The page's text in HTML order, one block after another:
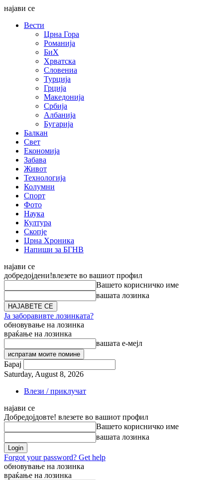
најави се
Вести
Црна Гора
Романија
БиХ
Хрватска
Словениа
Турција
Грција
Македонија
Србија
Албанија
Бугарија
Балкан
Свет
Економија
Забава
Живот
Технологија
Колумни
Спорт
Фото
Наука
Култура
Скопје
Црна Хроника
Напиши за БГНВ
најави се
добредојдени!влезете во вашиот профил
Вашето корисничко име
вашата лозинка
Ја заборавивте лозинката?
обновување на лозинка
враќање на лозинка
вашата е-мејл
Барај
Saturday, August 8, 2026
Влези / приклучат
најави се
Добредојдовте! влезете во вашиот профил
Вашето корисничко име
вашата лозинка
Forgot your password? Get help
обновување на лозинка
враќање на лозинка